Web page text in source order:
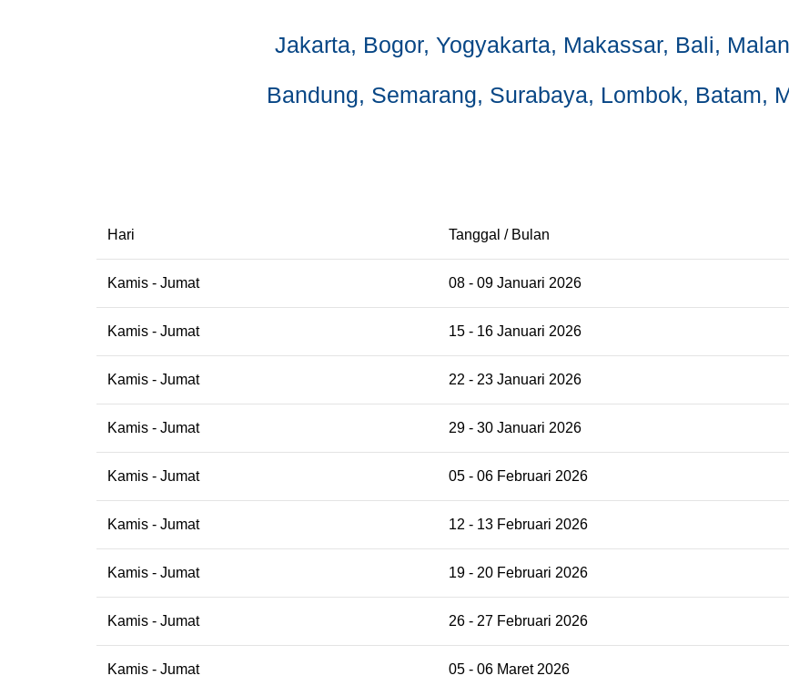
Jakarta, Bogor, Yogyakarta, Makassar, Bali,
Bandung, Semarang, Surabaya, Lombok, Batam,
Hari Tanggal / Bulan
Kamis - Jumat 08 - 09 Januari 2026
Kamis - Jumat 15 - 16 Januari 2026
Kamis - Jumat 22 - 23 Januari 2026
Kamis - Jumat 29 - 30 Januari 2026
Kamis - Jumat 05 - 06 Februari 2026
Kamis - Jumat 12 - 13 Februari 2026
Kamis - Jumat 19 - 20 Februari 2026
Kamis - Jumat 26 - 27 Februari 2026
Kamis - Jumat 05 - 06 Maret 2026